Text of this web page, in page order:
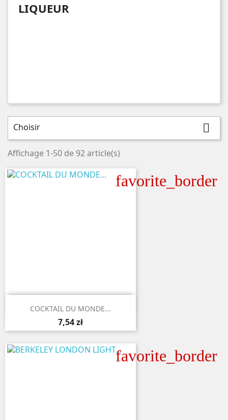
LIQUEUR
Choisir 
Affichage 1-50 de 92 article(s)
favorite_border
 Aperçu rapide
COCKTAIL DU MONDE...
7,54 zł
favorite_border